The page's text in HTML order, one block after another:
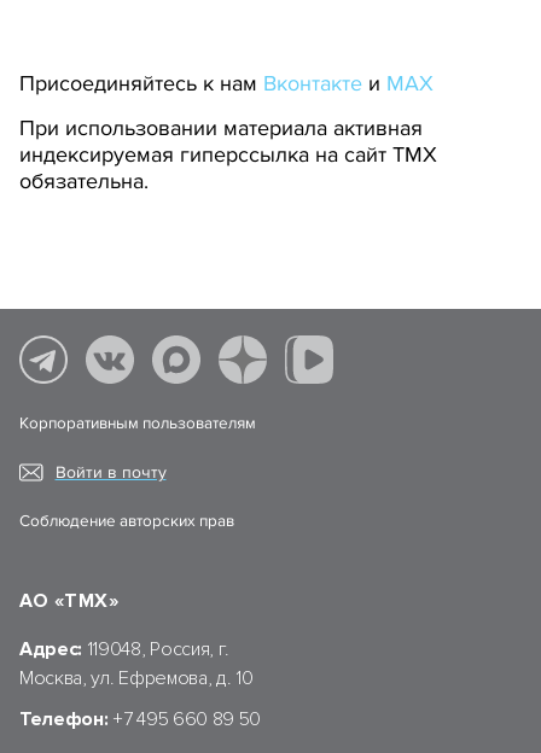
Присоединяйтесь к нам Вконтакте и MAX
При использовании материала активная
индексируемая гиперссылка на сайт ТМХ
обязательна.
Корпоративным пользователям
Войти в почту
Соблюдение авторских прав
АО «ТМХ»
Адрес: 119048, Россия, г.
Москва, ул. Ефремова, д. 10
Телефон: +7 495 660 89 50